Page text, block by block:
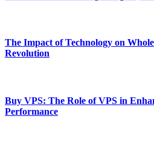
The Impact of Technology on
Revolution
Buy VPS: The Role of VPS in
Performance